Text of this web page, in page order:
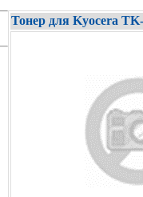
Тонер для Kyocera TK-